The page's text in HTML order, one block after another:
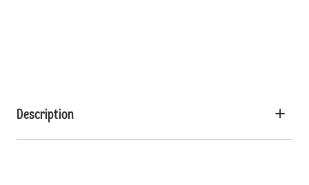
Description